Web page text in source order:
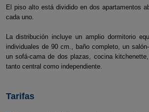
El piso alto está dividido en dos apartamentos
cada uno.
La distribución incluye un amplio dormitorio
individuales de 90 cm., baño completo, un
un sofá-cama de dos plazas, cocina
tanto central como independiente.
Tarifas